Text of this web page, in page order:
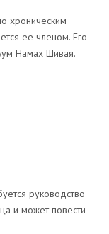
хроническим
ее членом. Его
Намах Шивая.
руководство
и может повести